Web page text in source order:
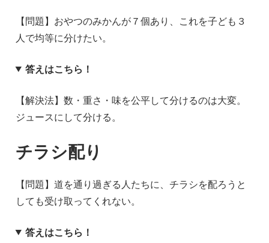
【問題】おやつのみかんが７個あり、これを子ども３
人で均等に分けたい。
答えはこちら！
【解決法】数・重さ・味を公平して分けるのは大変。
ジュースにして分ける。
チラシ配り
【問題】道を通り過ぎる人たちに、チラシを配ろうと
しても受け取ってくれない。
答えはこちら！